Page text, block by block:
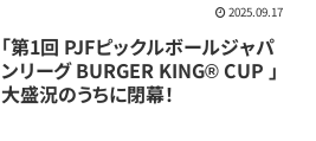
2025.09.17
「第1回 PJFピックルボールジャパ
ンリーグ BURGER KING® CUP 」
大盛況のうちに閉幕！